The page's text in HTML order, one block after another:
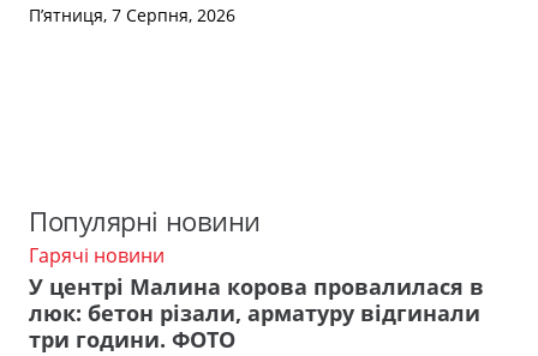
П’ятниця, 7 Серпня, 2026
Популярні новини
Гарячі новини
У центрі Малина корова провалилася в
люк: бетон різали, арматуру відгинали
три години. ФОТО